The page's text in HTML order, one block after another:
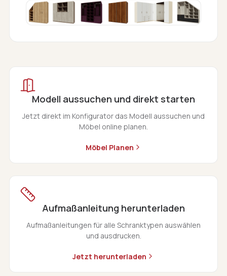
Modell aussuchen und direkt starten
Jetzt direkt im Konfigurator das Modell aussuchen und
Möbel online planen.
Möbel Planen
Aufmaßanleitung herunterladen
Aufmaßanleitungen für alle Schranktypen auswählen
und ausdrucken.
Jetzt herunterladen